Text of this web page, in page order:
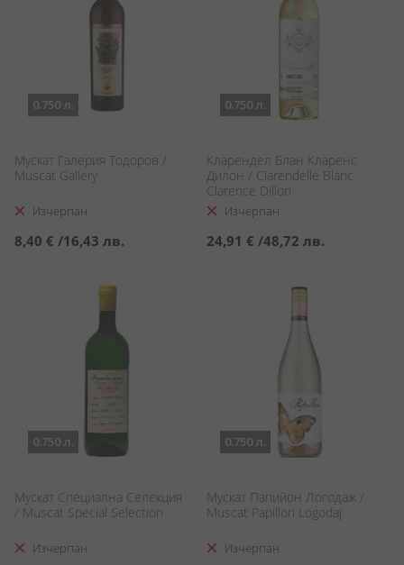
0.750 л.
Мускат Галерия Тодоров /
Muscat Gallery
Изчерпан
8,40 € /16,43 лв.
0.750 л.
Кларендел Блан Кларенс
Дилон / Clarendelle Blanc
Clarence Dillon
Изчерпан
24,91 € /48,72 лв.
0.750 л.
Мускат Специална Селекция
/ Muscat Special Selection
Изчерпан
0.750 л.
Мускат Папийон Логодаж /
Muscat Papillon Logodaj
Изчерпан